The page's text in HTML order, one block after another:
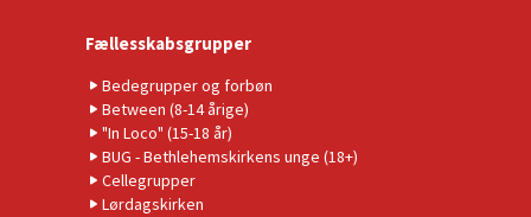
Fællesskabsgrupper
Bedegrupper og forbøn
Between (8-14 årige)
"In Loco" (15-18 år)
BUG - Bethlehemskirkens unge (18+)
Cellegrupper
Lørdagskirken